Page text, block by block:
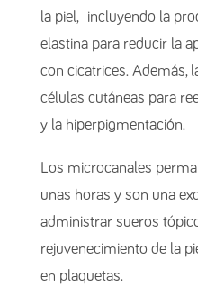
la piel, incluyendo la
elastina para reducir la
con cicatrices. Además,
células cutáneas para
y la hiperpigmentación.
Los microcanales
unas horas y son una
administrar sueros
rejuvenecimiento de la
en plaquetas.